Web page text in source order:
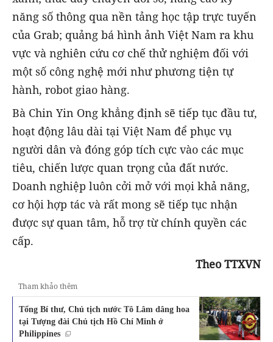
năng số thông qua nền tảng học tập trực tuyến
của Grab; quảng bá hình ảnh Việt Nam ra khu
vực và nghiên cứu cơ chế thử nghiệm đối với
một số công nghệ mới như phương tiện tự
hành, robot giao hàng.
Bà Chin Yin Ong khẳng định sẽ tiếp tục đầu tư,
hoạt động lâu dài tại Việt Nam để phục vụ
người dân và đóng góp tích cực vào các mục
tiêu, chiến lược quan trọng của đất nước.
Doanh nghiệp luôn cởi mở với mọi khả năng,
cơ hội hợp tác và rất mong sẽ tiếp tục nhận
được sự quan tâm, hỗ trợ từ chính quyền các
cấp.
Theo TTXVN
Tham khảo thêm
Tổng Bí thư, Chủ tịch nước Tô Lâm dâng hoa
tại Tượng đài Chủ tịch Hồ Chí Minh ở
Philippines